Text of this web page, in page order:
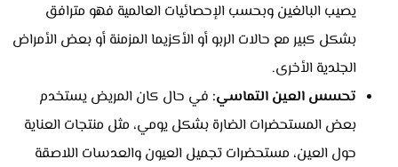
يصيب البالغين وبحسب الإحصائيات العالمية فهو مترافق
بشكل كبير مع حالات الربو أو الأكزيما المزمنة أو بعض الأمراض
الجلدية الأخرى.
تحسس العين التماسي: في حال كان المريض يستخدم
بعض المستحضرات الضارة بشكل يومي، مثل منتجات العناية
حول العين، مستحضرات تجميل العيون والعدسات اللاصقة